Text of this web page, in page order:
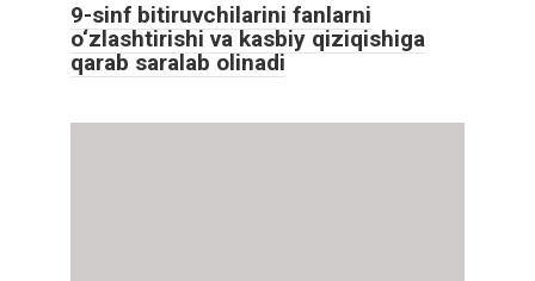
9-sinf bitiruvchilarini fanlarni
o‘zlashtirishi va kasbiy qiziqishiga
qarab saralab olinadi